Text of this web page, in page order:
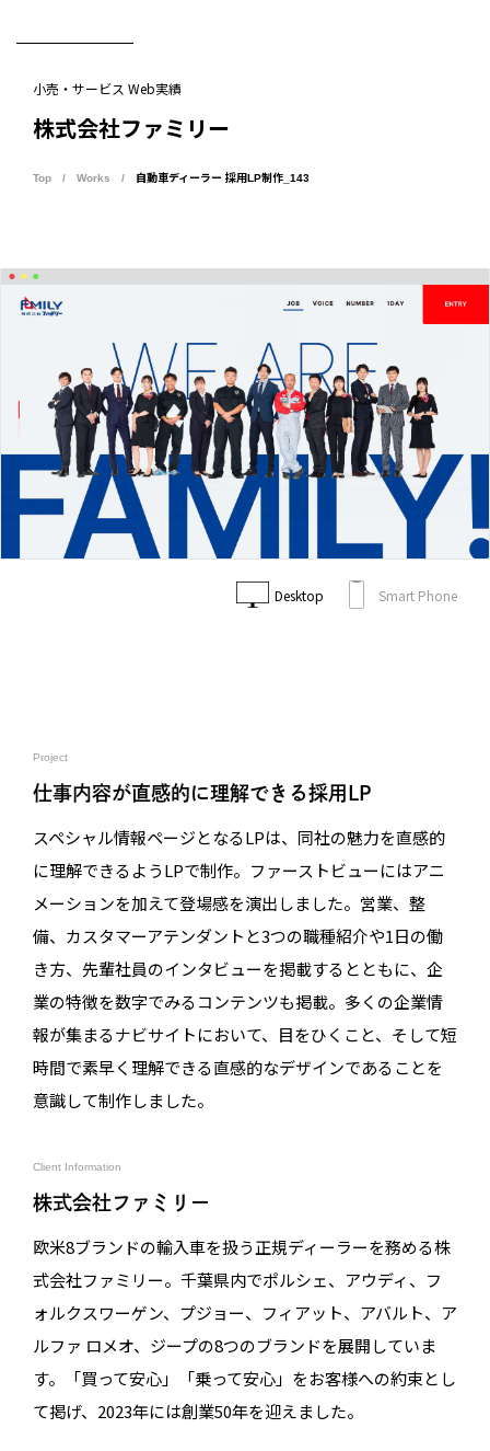
小売・サービス Web実績
株式会社ファミリー
Top Works 自動車ディーラー 採用LP制作_143
Desktop Smart Phone
Project
仕事内容が直感的に理解できる採用LP
スペシャル情報ページとなるLPは、同社の魅力を直感的
に理解できるようLPで制作。ファーストビューにはアニ
メーションを加えて登場感を演出しました。営業、整
備、カスタマーアテンダントと3つの職種紹介や1日の働
き方、先輩社員のインタビューを掲載するとともに、企
業の特徴を数字でみるコンテンツも掲載。多くの企業情
報が集まるナビサイトにおいて、目をひくこと、そして短
時間で素早く理解できる直感的なデザインであることを
意識して制作しました。
Client Information
株式会社ファミリー
欧米8ブランドの輸入車を扱う正規ディーラーを務める株
式会社ファミリー。千葉県内でポルシェ、アウディ、フ
ォルクスワーゲン、プジョー、フィアット、アバルト、ア
ルファ ロメオ、ジープの8つのブランドを展開していま
す。「買って安心」「乗って安心」をお客様への約束とし
て掲げ、2023年には創業50年を迎えました。